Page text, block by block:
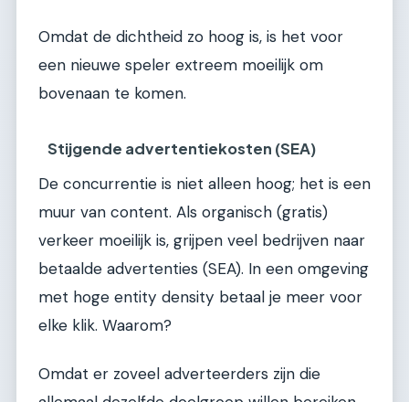
Omdat de dichtheid zo hoog is, is het voor
een nieuwe speler extreem moeilijk om
bovenaan te komen.
Stijgende advertentiekosten (SEA)
De concurrentie is niet alleen hoog; het is een
muur van content. Als organisch (gratis)
verkeer moeilijk is, grijpen veel bedrijven naar
betaalde advertenties (SEA). In een omgeving
met hoge entity density betaal je meer voor
elke klik. Waarom?
Omdat er zoveel adverteerders zijn die